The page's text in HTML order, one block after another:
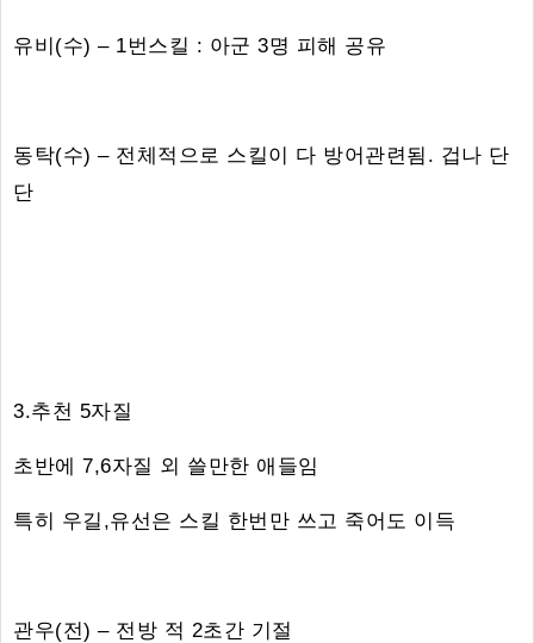
유비(수) – 1번스킬 : 아군 3명 피해 공유
동탁(수) – 전체적으로 스킬이 다 방어관련됨. 겁나 단
단
3.추천 5자질
초반에 7,6자질 외 쓸만한 애들임
특히 우길,유선은 스킬 한번만 쓰고 죽어도 이득
관우(전) – 전방 적 2초간 기절